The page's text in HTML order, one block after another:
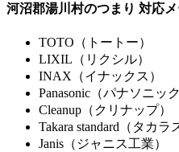
河沼郡湯川村のつまり 対応
TOTO（トートー）
LIXIL（リクシル）
INAX（イナックス）
Panasonic（パナソニック
Cleanup（クリナップ）
Takara standard（タカラ
Janis（ジャニス工業）